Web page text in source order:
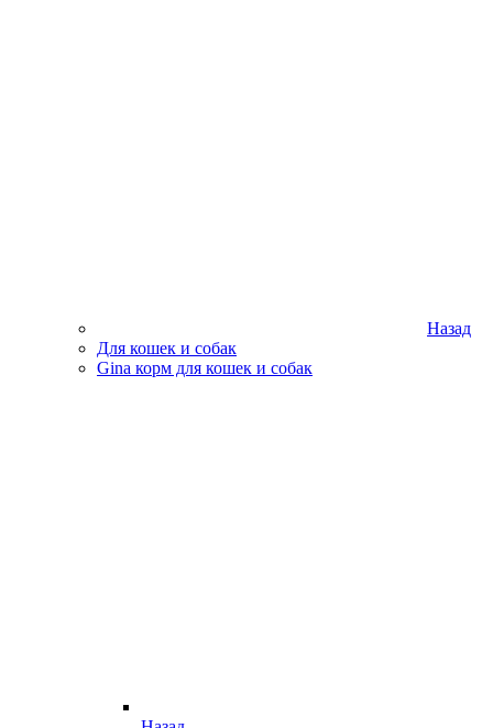
Назад
Для кошек и собак
Gina корм для кошек и собак